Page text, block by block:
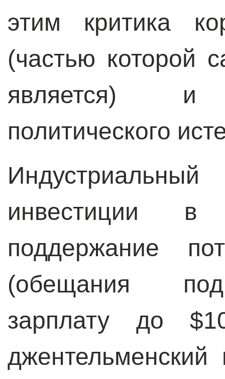
этим критика
(частью которой
является) и
политического
инвестиции в
поддержание
(обещания
зарплату до
джентельменский